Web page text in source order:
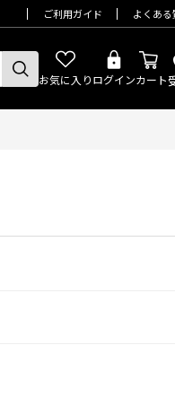
ご利用ガイド よくある
お気に入りログインカート